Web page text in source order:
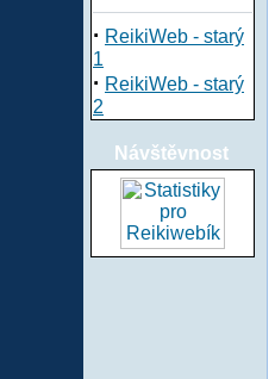
· ReikiWeb - starý
1
· ReikiWeb - starý
2
Návštěvnost